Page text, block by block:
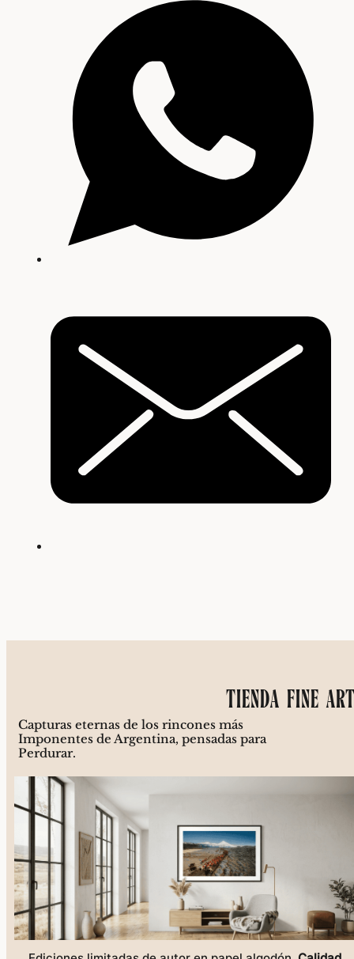
TIENDA FINE
Capturas eternas de los rincones más
Imponentes de Argentina, pensadas para
Perdurar.